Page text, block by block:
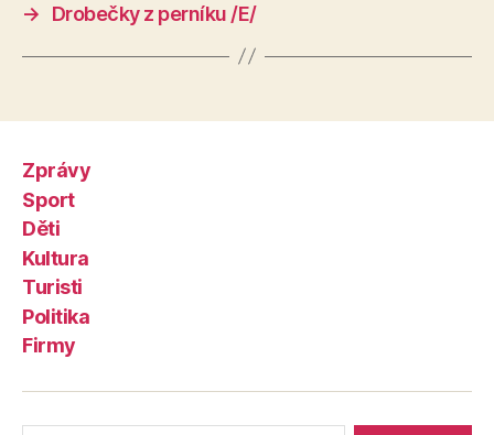
→
Drobečky z perníku /E/
Zprávy
Sport
Děti
Kultura
Turisti
Politika
Firmy